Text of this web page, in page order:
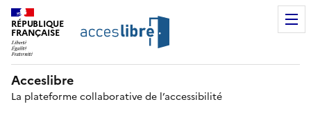
RÉPUBLIQUE
FRANÇAISE
Acceslibre
La plateforme collaborative de l’accessibilité